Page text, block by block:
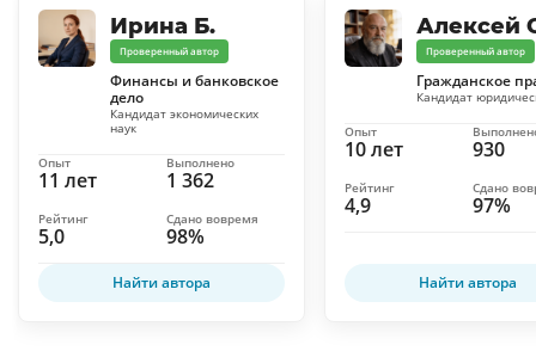
Ирина Б.
Проверенный автор
Финансы и банковское
дело
Кандидат экономических
наук
11 лет
Опыт
1 362
Выполнено
5,0
Рейтинг
98%
Сдано вовремя
Найти автора
Алексей
Проверенный автор
Гражданское
Кандидат
10 лет
Опыт
930
4,9
Рейтинг
97%
Сдано
Найти автора